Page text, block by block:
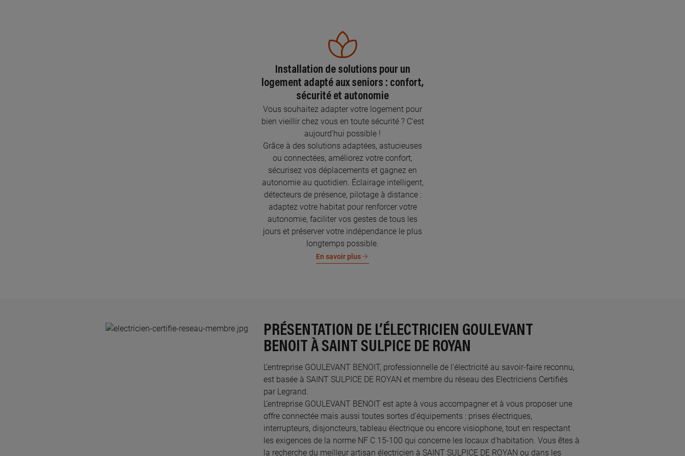
Installation de solutions pour un
logement adapté aux seniors : confort,
sécurité et autonomie
Vous souhaitez adapter votre logement pour
bien vieillir chez vous en toute sécurité ? C’est
aujourd’hui possible !
Grâce à des solutions adaptées, astucieuses
ou connectées, améliorez votre confort,
sécurisez vos déplacements et gagnez en
autonomie au quotidien. Éclairage intelligent,
détecteurs de présence, pilotage à distance :
adaptez votre habitat pour renforcer votre
autonomie, faciliter vos gestes de tous les
jours et préserver votre indépendance le plus
longtemps possible.
En savoir plus
PRÉSENTATION DE L’ÉLECTRICIEN GOULEVANT
BENOIT À SAINT SULPICE DE ROYAN
L’entreprise GOULEVANT BENOIT, professionnelle de l’électricité au savoir-faire reconnu,
est basée à SAINT SULPICE DE ROYAN et membre du réseau des Electriciens Certifiés
par Legrand.​
L’entreprise GOULEVANT BENOIT est apte à vous accompagner et à vous proposer une
offre connectée mais aussi toutes sortes d'équipements : prises électriques,
interrupteurs, disjoncteurs, tableau électrique ou encore visiophone, tout en respectant
les exigences de la norme NF C 15-100 qui concerne les locaux d’habitation. Vous êtes à
la recherche du meilleur artisan électricien à SAINT SULPICE DE ROYAN ou dans les